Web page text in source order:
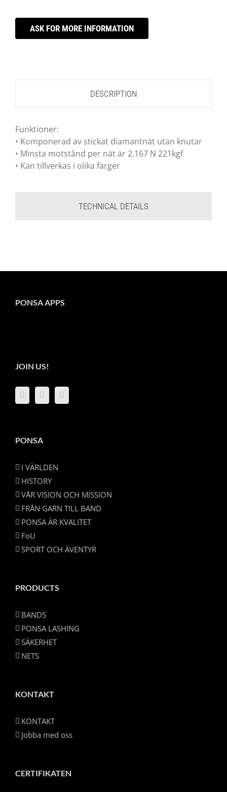
ASK FOR MORE INFORMATION
DESCRIPTION
Funktioner:
• Komponerad av stickat diamantnät utan knutar
• Minsta motstånd per nät är 2.167 N 221kgf
• Kan tillverkas i olika färger
TECHNICAL DETAILS
PONSA APPS
JOIN US!
PONSA
I VÄRLDEN
HISTORY
VÅR VISION OCH MISSION
FRÅN GARN TILL BAND
PONSA ÄR KVALITET
FoU
SPORT OCH ÄVENTYR
PRODUCTS
BANDS
PONSA LASHING
SÄKERHET
NETS
KONTAKT
KONTAKT
Jobba med oss
CERTIFIKATEN